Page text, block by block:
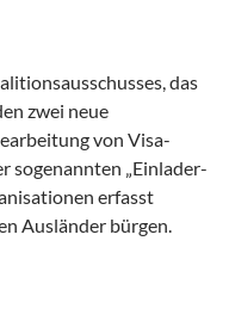
das
zwei neue
von Visa-
sogenannten „Einlader-
erfasst
Ausländer bürgen.
Ausländer einlädt,